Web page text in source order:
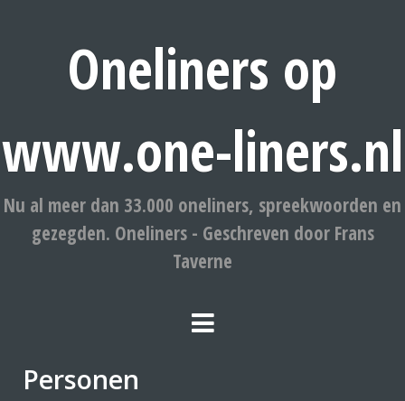
Oneliners op
www.one-liners.nl
Nu al meer dan 33.000 oneliners, spreekwoorden en
gezegden. Oneliners - Geschreven door Frans
Taverne
Personen